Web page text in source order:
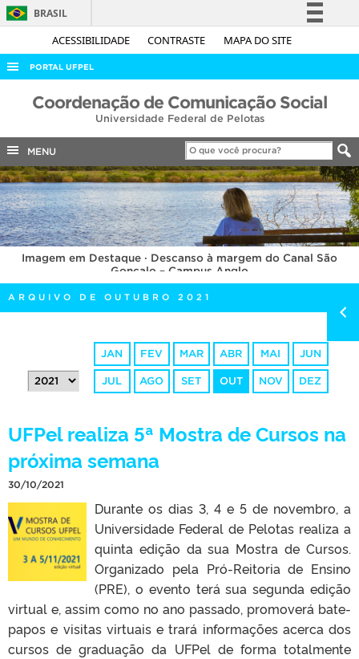
ACESSIBILIDADE CONTRASTE MAPA DO SITE
BRASIL
Simplifique!
Acesso à informação
Legislação
Canais
PORTAL UFPEL
ACESSO À INFORMAÇÃO
COBALTO
CONCURSOS
EDITAIS
INTERNACIONAL
OUVIDORIA
PORTARIAS
TELEFONES
Coordenação de Comunicação Social
Universidade Federal de Pelotas
MENU
Imagem em Destaque · Descanso à margem do Canal São
Gonçalo – Campus Anglo
ARQUIVO DE OUTUBRO 2021
JAN FEV MAR ABR MAI JUN
JUL AGO SET OUT NOV DEZ
UFPel realiza 5ª Mostra de Cursos na
próxima semana
30/10/2021
Durante os dias 3, 4 e 5 de novembro, a
Universidade Federal de Pelotas realiza a
quinta edição da sua Mostra de Cursos.
Organizado pela Pró-Reitoria de Ensino
(PRE), o evento terá sua segunda edição
virtual e, assim como no ano passado, promoverá bate-
papos e visitas virtuais e trará informações acerca dos
cursos de graduação da UFPel de forma totalmente